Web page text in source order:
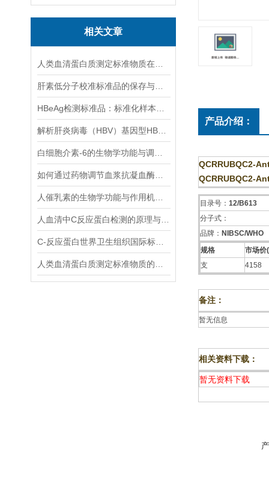
相关文章
产品介绍：
QCRRUBQC2-
QCRRUBQC2-
目录号： 12/B613
分子式：
品牌： NIBSC/WHO
规格
市场价
支
4158
备注：
暂无信息
相关资料下载：
暂无资料下载